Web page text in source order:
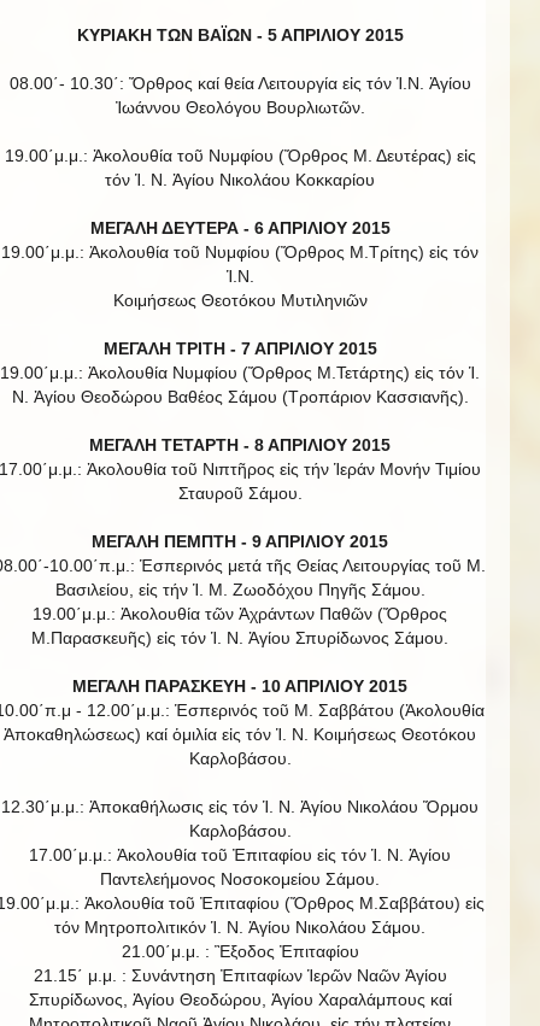
ΚΥΡΙΑΚΗ ΤΩΝ ΒΑΪΩΝ - 5 ΑΠΡΙΛΙΟΥ 2015
08.00΄- 10.30΄: Ὄρθρος καί θεία Λειτουργία εἰς τόν Ἱ.Ν. Ἁγίου
Ἰωάννου Θεολόγου Βουρλιωτῶν.
19.00΄μ.μ.: Ἀκολουθία τοῦ Νυμφίου (Ὄρθρος Μ. Δευτέρας) εἰς
τόν Ἱ. Ν. Ἁγίου Νικολάου Κοκκαρίου
ΜΕΓΑΛΗ ΔΕΥΤΕΡΑ - 6 ΑΠΡΙΛΙΟΥ 2015
19.00΄μ.μ.: Ἀκολουθία τοῦ Νυμφίου (Ὄρθρος Μ.Τρίτης) εἰς τόν
Ἱ.Ν.
Κοιμήσεως Θεοτόκου Μυτιληνιῶν
ΜΕΓΑΛΗ ΤΡΙΤΗ - 7 ΑΠΡΙΛΙΟΥ 2015
19.00΄μ.μ.: Ἀκολουθία Νυμφίου (Ὄρθρος Μ.Τετάρτης) εἰς τόν Ἱ.
Ν. Ἁγίου Θεοδώρου Βαθέος Σάμου (Τροπάριον Κασσιανῆς).
ΜΕΓΑΛΗ ΤΕΤΑΡΤΗ - 8 ΑΠΡΙΛΙΟΥ 2015
17.00΄μ.μ.: Ἀκολουθία τοῦ Νιπτῆρος εἰς τήν Ἱεράν Μονήν Τιμίου
Σταυροῦ Σάμου.
ΜΕΓΑΛΗ ΠΕΜΠΤΗ - 9 ΑΠΡΙΛΙΟΥ 2015
10.00΄π.μ.: Ἑσπερινός μετά τῆς Θείας Λειτουργίας τοῦ Μ.
Βασιλείου, εἰς τήν Ἱ. Μ. Ζωοδόχου Πηγῆς Σάμου.
19.00΄μ.μ.: Ἀκολουθία τῶν Ἀχράντων Παθῶν (Ὄρθρος
Μ.Παρασκευῆς) εἰς τόν Ἱ. Ν. Ἁγίου Σπυρίδωνος Σάμου.
ΜΕΓΑΛΗ ΠΑΡΑΣΚΕΥΗ - 10 ΑΠΡΙΛΙΟΥ 2015
- 12.00΄μ.μ.: Ἑσπερινός τοῦ Μ. Σαββάτου (Ἀκολουθία
Ἀποκαθηλώσεως) καί ὁμιλία εἰς τόν Ἱ. Ν. Κοιμήσεως Θεοτόκου
Καρλοβάσου.
12.30΄μ.μ.: Ἀποκαθήλωσις εἰς τόν Ἱ. Ν. Ἁγίου Νικολάου Ὅρμου
Καρλοβάσου.
17.00΄μ.μ.: Ἀκολουθία τοῦ Ἐπιταφίου εἰς τόν Ἱ. Ν. Ἁγίου
Παντελεήμονος Νοσοκομείου Σάμου.
Ἀκολουθία τοῦ Ἐπιταφίου (Ὄρθρος Μ.Σαββάτου) εἰς
τόν Μητροπολιτικόν Ἱ. Ν. Ἁγίου Νικολάου Σάμου.
21.00΄μ.μ. : Ἒξοδος Ἐπιταφίου
21.15΄ μ.μ. : Συνάντηση Ἐπιταφίων Ἱερῶν Ναῶν Ἀγίου
Σπυρίδωνος, Ἁγίου Θεοδώρου, Ἁγίου Χαραλάμπους καί